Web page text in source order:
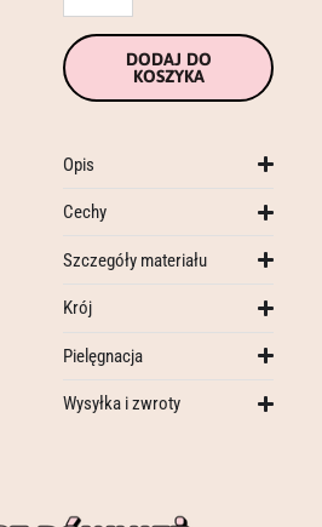
DODAJ DO
KOSZYKA
Opis
Cechy
Szczegóły materiału
Krój
Pielęgnacja
Wysyłka i zwroty